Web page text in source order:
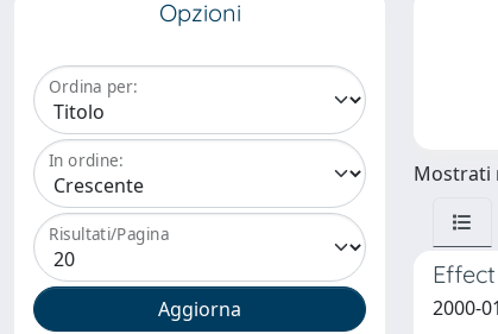
Opzioni
Ordina per:
In ordine:
Risultati/Pagina
Mostrati
2000-